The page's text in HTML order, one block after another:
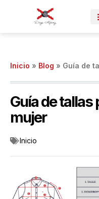
Inicio » Blog » Guía de
Guía de tallas
mujer
Inicio